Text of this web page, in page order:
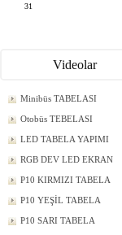
31
Videolar
Minibüs TABELASI
Otobüs TEBELASI
LED TABELA YAPIMI
RGB DEV LED EKRAN
P10 KIRMIZI TABELA
P10 YEŞİL TABELA
P10 SARI TABELA